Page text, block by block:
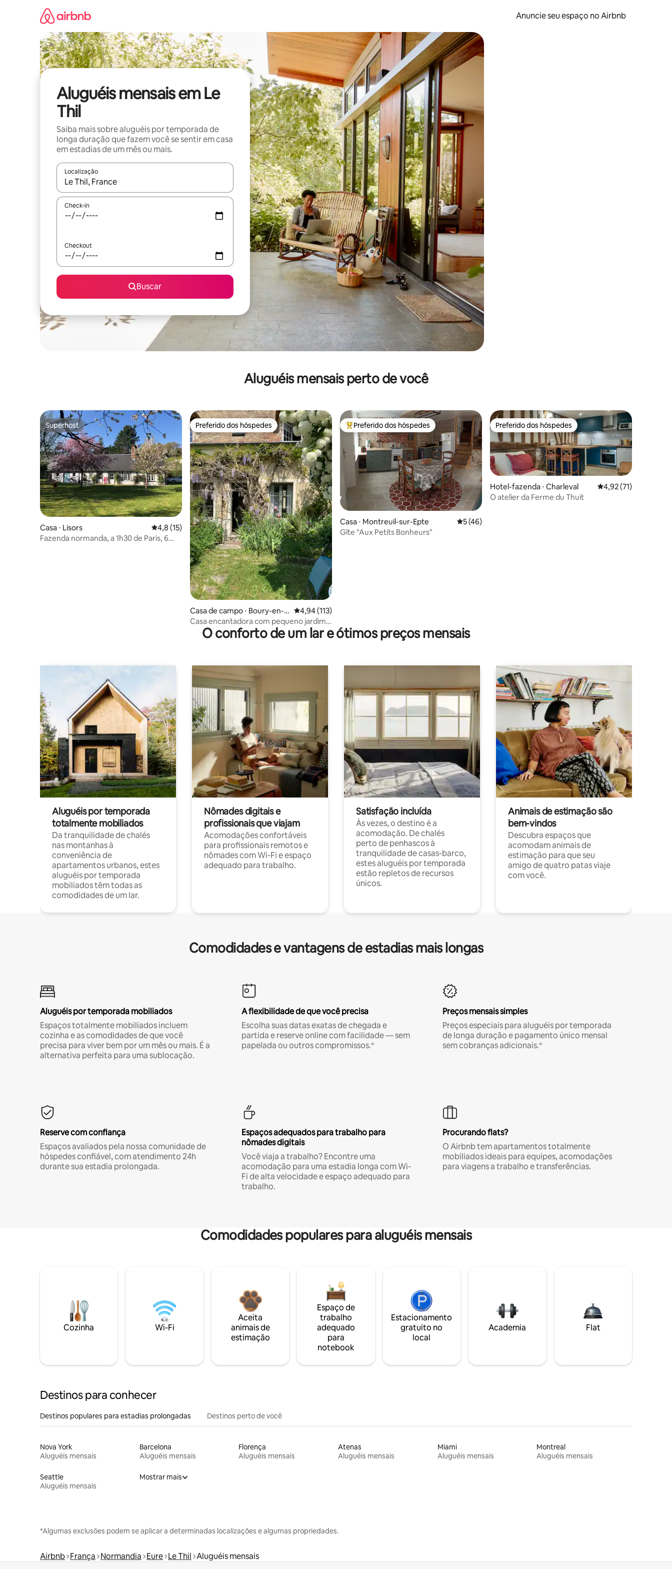
Anuncie seu espaço no Airbnb
Aluguéis mensais em Le
Thil
Saiba mais sobre aluguéis por temporada de
longa duração que fazem você se sentir em casa
em estadias de um mês ou mais.
Localização
Quando os resultados estiverem disponíveis, explore-os usando as seta para cima e para baixo do teclado ou tocando e deslizando o dedo na tela.
Check-in
Checkout
Buscar
Aluguéis mensais perto de você
Superhost
Superhost
Casa ⋅ Lisors 4,8 de uma avaliação média de 5, 15 avaliações
4,8 (15)
Fazenda normanda, a 1h30 de Paris, 6
Preferido dos hóspedes
Preferido dos hóspedes
Casa de campo ⋅ Boury-en-V
exin
4,94 de uma avaliação média de 5, 113 avaliações
4,94 (113)
Casa encantadora com pequeno jardim
privado
Entre os melhores preferidos dos hóspedes
Preferido dos hóspedes
Casa ⋅ Montreuil-sur-Epte 5 de uma avaliação média de 5, 46 avaliações
5 (46)
Gîte "Aux Petits Bonheurs"
Preferido dos hóspedes
Preferido dos hóspedes
Hotel-fazenda ⋅ Charleval 4,92 de uma
4,92 (71)
O atelier da Ferme du Thuit
O conforto de um lar e ótimos preços mensais
Aluguéis por temporada
totalmente mobiliados
Da tranquilidade de chalés
nas montanhas à
conveniência de
apartamentos urbanos, estes
aluguéis por temporada
mobiliados têm todas as
comodidades de um lar.
Nômades digitais e
profissionais que viajam
Acomodações confortáveis
para profissionais remotos e
nômades com Wi-Fi e espaço
adequado para trabalho.
Satisfação incluída
Às vezes, o destino é a
acomodação. De chalés
perto de penhascos à
tranquilidade de casas-barco,
estes aluguéis por temporada
estão repletos de recursos
únicos.
Animais de estimação são
bem-vindos
Descubra espaços que
acomodam animais de
estimação para que seu
amigo de quatro patas viaje
com você.
Comodidades e vantagens de estadias mais longas
Aluguéis por temporada mobiliados
Espaços totalmente mobiliados incluem
cozinha e as comodidades de que você
precisa para viver bem por um mês ou mais. É a
alternativa perfeita para uma sublocação.
A flexibilidade de que você precisa
Escolha suas datas exatas de chegada e
partida e reserve online com facilidade — sem
papelada ou outros compromissos.*
Preços mensais simples
Preços especiais para aluguéis por temporada
de longa duração e pagamento único mensal
sem cobranças adicionais.*
Reserve com confiança
Espaços avaliados pela nossa comunidade de
hóspedes confiável, com atendimento 24h
durante sua estadia prolongada.
Espaços adequados para trabalho para
nômades digitais
Você viaja a trabalho? Encontre uma
acomodação para uma estadia longa com Wi-
Fi de alta velocidade e espaço adequado para
trabalho.
Procurando flats?
O Airbnb tem apartamentos totalmente
mobiliados ideais para equipes, acomodações
para viagens a trabalho e transferências.
Comodidades populares para aluguéis mensais
Cozinha Wi-Fi
Aceita
animais de
estimação
Espaço de
trabalho
adequado
para
notebook
Estacionamento
gratuito no
local
Academia Flat
Destinos para conhecer
Destinos populares para estadias prolongadas Destinos perto de você
Nova York
Aluguéis mensais
Barcelona
Aluguéis mensais
Florença
Aluguéis mensais
Atenas
Aluguéis mensais
Miami
Aluguéis mensais
Montreal
Aluguéis mensais
Seattle
Aluguéis mensais
Mostrar mais
*Algumas exclusões podem se aplicar a determinadas localizações e algumas propriedades.
Airbnb França Normandia Eure Le Thil Aluguéis mensais